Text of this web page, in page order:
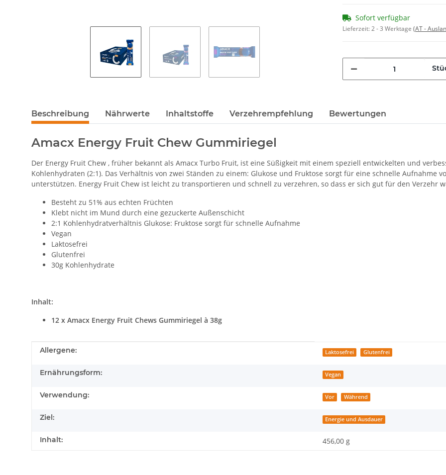
Sofort verfügbar
Lieferzeit:2 - 3 Werktage (AT -
Beschreibung Nährwerte Inhaltstoffe Verzehrempfehlung Bewertungen
Amacx Energy Fruit Chew Gummiriegel
Der Energy Fruit Chew , früher bekannt als Amacx Turbo Fruit, ist eine Süßigkeit mit einem speziell entwickelten und
Kohlenhydraten (2:1). Das Verhältnis von zwei Ständen zu einem: Glukose und Fruktose sorgt für eine schnelle Aufnahme
unterstützen. Energy Fruit Chew ist leicht zu transportieren und schnell zu verzehren, so dass er sich gut für den Verzehr
Besteht zu 51% aus echten Früchten
Klebt nicht im Mund durch eine gezuckerte Außenschicht
2:1 Kohlenhydratverhältnis Glukose: Fruktose sorgt für schnelle Aufnahme
Vegan
Laktosefrei
Glutenfrei
30g Kohlenhydrate
Inhalt:
12 x Amacx Energy Fruit Chews Gummiriegel à 38g
Produkteigenschaft
Wert
Allergene: Laktosefrei Glutenfrei
Ernährungsform: Vegan
Verwendung: Vor Während
Ziel: Energie und Ausdauer
Inhalt: 456,00 g